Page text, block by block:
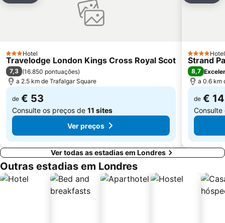
British Airways London Eye
3 Estrelas
Hotel
Travelodge London Kings Cross Royal Scot
7,3 (16.850 pontuações)
a 2.5 km de Trafalgar Square
de € 53
Consulte os preços de 11 sites
Ver preços
4 Estrelas
Hotel
Strand
8,7
a 0.6 km
de €
Ver todas as estadias em Londres
Outras estadias em Londres